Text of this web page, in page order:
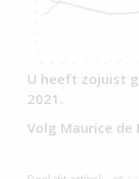
U heeft zojuist
2021.
Volg Maurice de